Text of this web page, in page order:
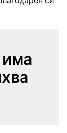
има